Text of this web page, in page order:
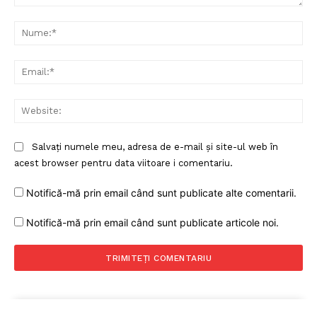
PRESShub
Proiecte editoriale
Contact
Salvați numele meu, adresa de e-mail și site-ul web în
acest browser pentru data viitoare i comentariu.
Notifică-mă prin email când sunt publicate alte comentarii.
Notifică-mă prin email când sunt publicate articole noi.